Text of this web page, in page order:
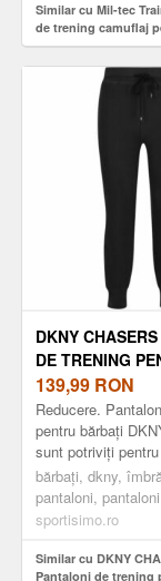
Similar cu Mil-tec
de trening camuflaj
woodland
DKNY
DE TRENING
BĂRBAȚI,
139,99 RON
Reducere.
pentru bărbați
sunt potriviți
relaxare în timpul
pentru dormit.
bărbați, dkny,
pantaloni,
fashion, negru
sportisimo.ro
Similar cu DKNY
Pantaloni de trening